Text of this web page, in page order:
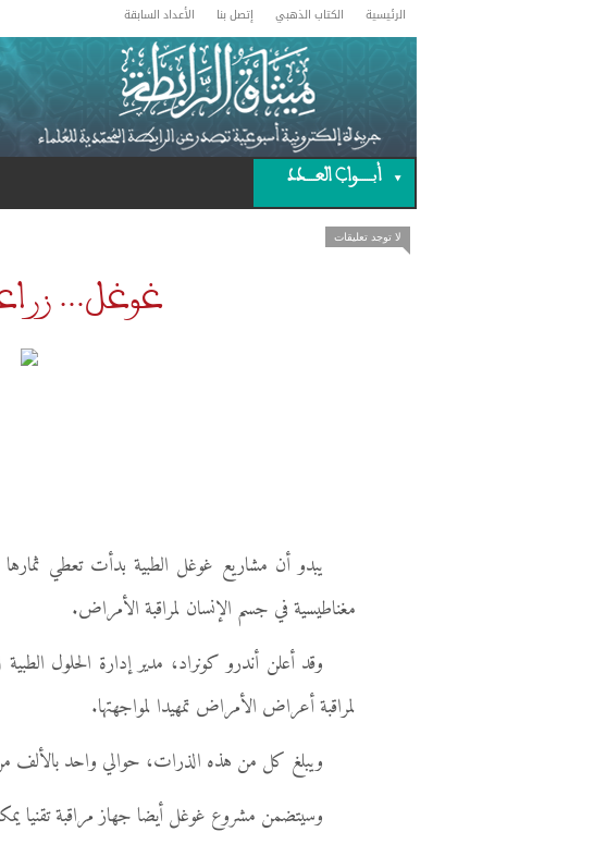
الأعداد السابقة إتصل بنا الكتاب الذهبي الرئيسية
أبـــــــواب العـــــدد
لا توجد تعليقات
غوغل…
يبدو أن مشاريع غوغل الطبية بدأت تعطي
مغناطيسية في جسم الإنسان لمراقبة الأمراض.
وقد أعلن أندرو كونراد، مدير إدارة الحلول
لمراقبة أعراض الأمراض تمهيدا لمواجهتها.
ويبلغ كل من هذه الذرات، حوالي واحد بالألف من
وسيتضمن مشروع غوغل أيضا جهاز مراقبة تقنيا